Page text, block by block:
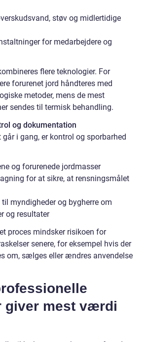
støv og midlertidige
for medarbejdere og
flere teknologier. For
forurenet jord håndteres med
metoder, mens de mest
sendes til termisk behandling.
og dokumentation
går i gang, er kontrol og sporbarhed
og forurenede jordmasser
for at sikre, at rensningsmålet
myndigheder og bygherre om
og resultater
proces mindsker risikoen for
senere, for eksempel hvis der
om, sælges eller ændres anvendelse
giver mest værdi